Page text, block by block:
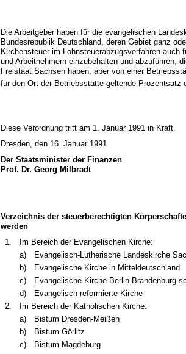
Die Arbeitgeber haben für die evangelischen
Bundesrepublik Deutschland, deren Gebiet ganz
Kirchensteuer im Lohnsteuerabzugsverfahren auch
und Arbeitnehmern einzubehalten und abzuführen,
Freistaat Sachsen haben, aber von einer
für den Ort der Betriebsstätte geltende Prozentsatz
Diese Verordnung tritt am 1. Januar 1991 in Kraft.
Dresden, den 16. Januar 1991
Der Staatsminister der Finanzen
Prof. Dr. Georg Milbradt
Verzeichnis der steuerberechtigten
werden
1.
Im Bereich der Evangelischen Kirche:
a)
Evangelisch-Lutherische Landeskirche
b)
Evangelische Kirche in Mitteldeutschland
c)
Evangelische Kirche Berlin-Brandenburg-
d)
Evangelisch-reformierte Kirche
2.
Im Bereich der Katholischen Kirche:
a)
Bistum Dresden-Meißen
b)
Bistum Görlitz
c)
Bistum Magdeburg